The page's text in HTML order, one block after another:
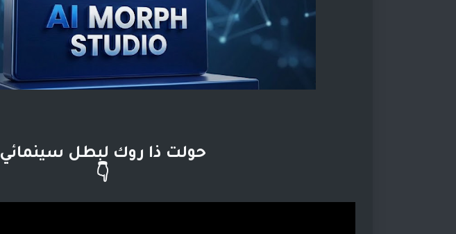
حولت ذا روك لبطل سينمائي
👇